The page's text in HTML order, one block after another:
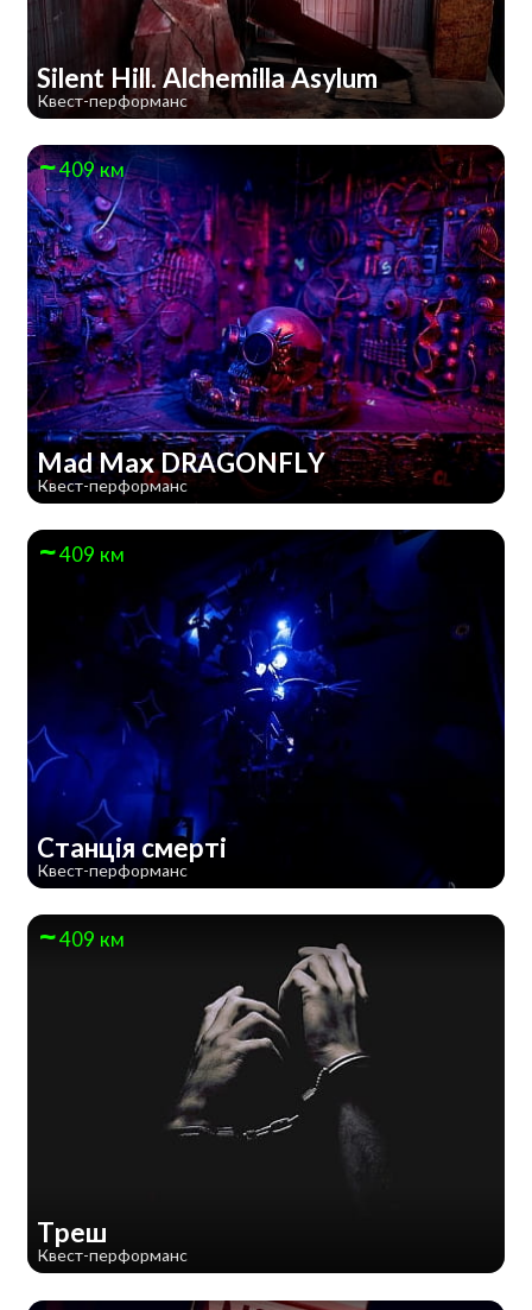
Silent Hill. Alchemilla Asylum
Квест-перформанс
409 км
Mad Max DRAGONFLY
Квест-перформанс
409 км
Станція смерті
Квест-перформанс
409 км
Треш
Квест-перформанс